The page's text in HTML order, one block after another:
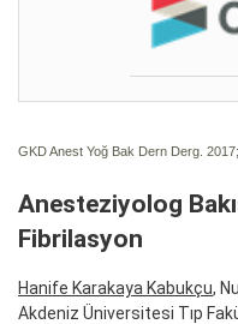
GKD Anest Yoğ Bak Dern Derg.
Anesteziyolog
Fibrilasyon
Hanife Karakaya Kabukçu,
Akdeniz Üniversitesi Tıp